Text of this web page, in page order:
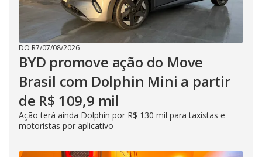
DO R7/07/08/2026
BYD promove ação do Move
Brasil com Dolphin Mini a partir
de R$ 109,9 mil
Ação terá ainda Dolphin por R$ 130 mil para taxistas e
motoristas por aplicativo